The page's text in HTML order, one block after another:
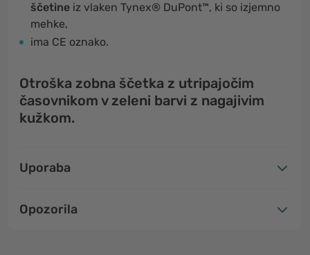
ščetine iz vlaken Tynex® DuPont™, ki so izjemno
mehke,
ima CE oznako.
Otroška zobna ščetka z utripajočim
časovnikom v zeleni barvi z nagajivim
kužkom.
Uporaba
Opozorila